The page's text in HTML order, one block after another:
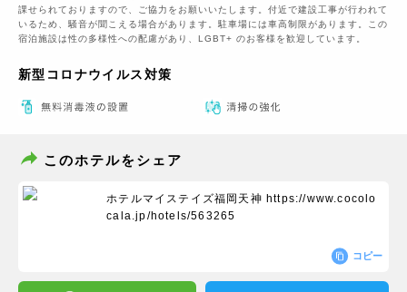
課せられておりますの​で、ご協力をお願いいたします。付近で建設工事が行われて
いるため、騒音が聞こえる場合があります。駐車場には車高制限があります。この
宿泊施設は性の多様性への配慮があり、LGBT+ のお客様を歓迎しています。
新型コロナウイルス対策
このホテルをシェア
ホテルマイステイズ福岡天神 https://www.cocolo
cala.jp/hotels/563265
コピー